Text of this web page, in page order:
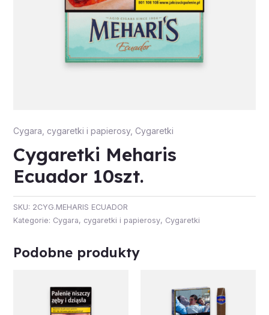
Cygara, cygaretki i papierosy, Cygaretki
Cygaretki Meharis
Ecuador 10szt.
SKU: 2CYG.MEHARIS ECUADOR
Kategorie: Cygara, cygaretki i papierosy, Cygaretki
Podobne produkty